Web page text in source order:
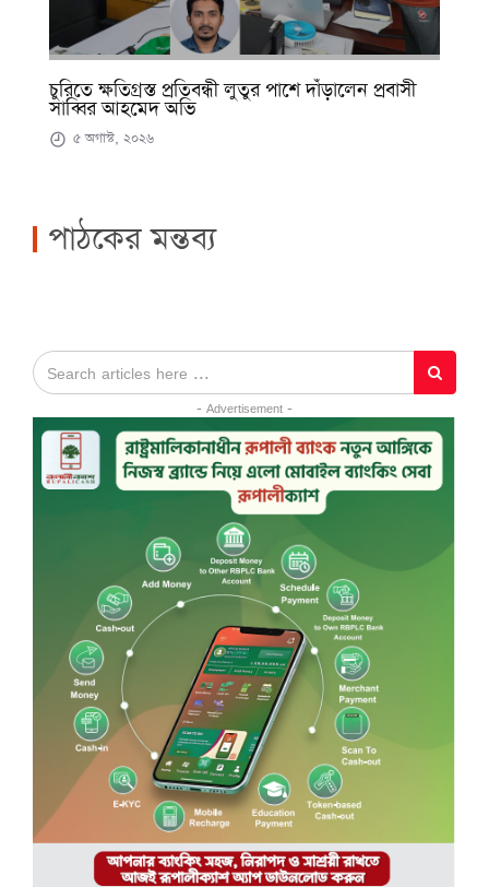
চুরিতে ক্ষতিগ্রস্ত প্রতিবন্ধী লুতুর পাশে দাঁড়ালেন প্রবাসী
সাব্বির আহমেদ অভি
৫ অগাস্ট, ২০২৬
পাঠকের মন্তব্য
- Advertisement -